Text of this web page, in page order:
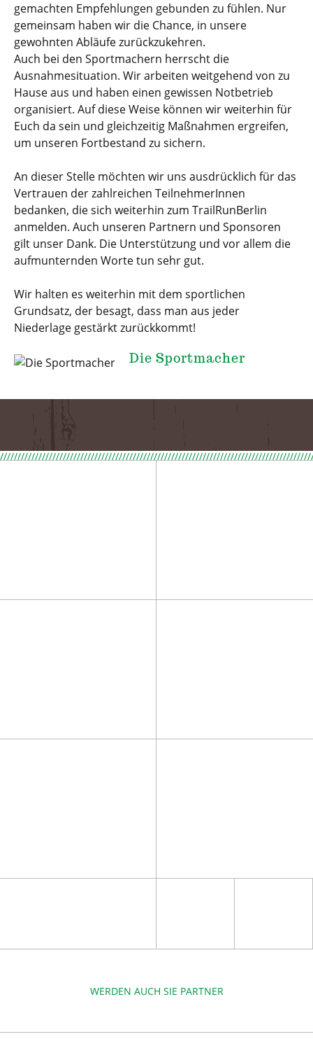
gemachten Empfehlungen gebunden zu fühlen. Nur
gemeinsam haben wir die Chance, in unsere
gewohnten Abläufe zurückzukehren.
Auch bei den Sportmachern herrscht die
Ausnahmesituation. Wir arbeiten weitgehend von zu
Hause aus und haben einen gewissen Notbetrieb
organisiert. Auf diese Weise können wir weiterhin für
Euch da sein und gleichzeitig Maßnahmen ergreifen,
um unseren Fortbestand zu sichern.
An dieser Stelle möchten wir uns ausdrücklich für das
Vertrauen der zahlreichen TeilnehmerInnen
bedanken, die sich weiterhin zum TrailRunBerlin
anmelden. Auch unseren Partnern und Sponsoren
gilt unser Dank. Die Unterstützung und vor allem die
aufmunternden Worte tun sehr gut.
Wir halten es weiterhin mit dem sportlichen
Grundsatz, der besagt, dass man aus jeder
Niederlage gestärkt zurückkommt!
Die Sportmacher
WERDEN AUCH SIE PARTNER